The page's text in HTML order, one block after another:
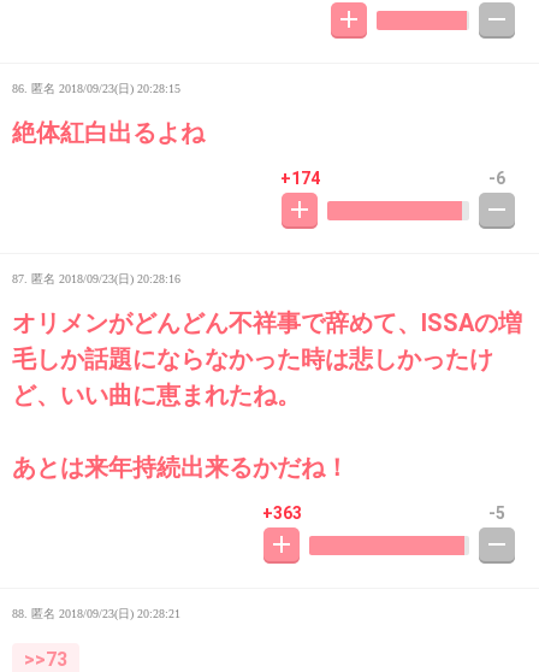
86. 匿名 2018/09/23(日) 20:28:15
絶体紅白出るよね
+174 -6
87. 匿名 2018/09/23(日) 20:28:16
オリメンがどんどん不祥事で辞めて、ISSAの増
毛しか話題にならなかった時は悲しかったけ
ど、いい曲に恵まれたね。
あとは来年持続出来るかだね！
+363 -5
88. 匿名 2018/09/23(日) 20:28:21
>>73